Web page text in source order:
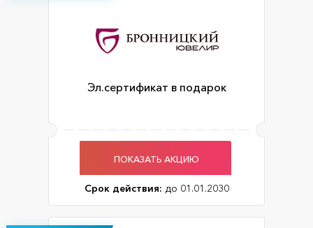
Эл.сертификат в подарок
ПОКАЗАТЬ АКЦИЮ
Срок действия: до 01.01.2030